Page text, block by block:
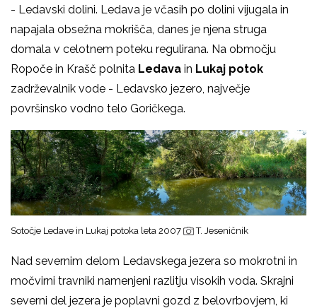
- Ledavski dolini. Ledava je včasih po dolini vijugala in
napajala obsežna mokrišča, danes je njena struga
domala v celotnem poteku regulirana. Na območju
Ropoče in Krašč polnita Ledava in Lukaj potok
zadrževalnik vode - Ledavsko jezero, največje
površinsko vodno telo Goričkega.
Sotočje Ledave in Lukaj potoka leta 2007 T. Jeseničnik
Nad severnim delom Ledavskega jezera so mokrotni in
močvirni travniki namenjeni razlitju visokih voda. Skrajni
severni del jezera je poplavni gozd z belovrbovjem, ki